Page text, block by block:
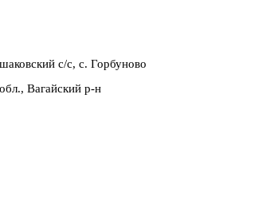
с/с, с. Горбуново
Вагайский р-н